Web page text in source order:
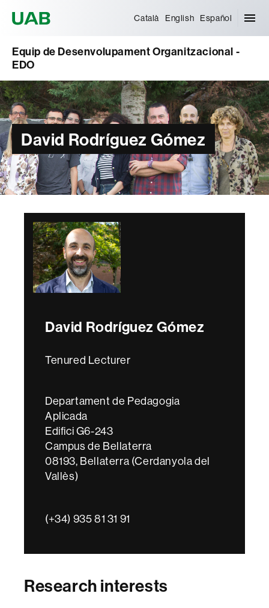
Català English Español
Equip de Desenvolupament Organitzacional -
EDO
David Rodríguez Gómez
David Rodríguez Gómez
Tenured Lecturer
Departament de Pedagogia
Aplicada
Edifici G6-243
Campus de Bellaterra
08193, Bellaterra (Cerdanyola del
Vallès)
(+34) 935 81 31 91
Research interests